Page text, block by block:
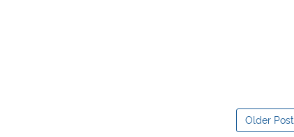
Older Post